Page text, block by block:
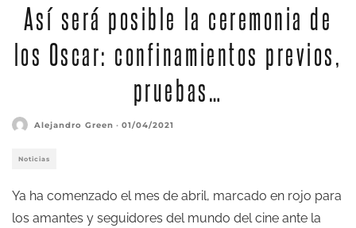
Así será posible la ceremonia de
los Oscar: confinamientos previos,
pruebas…
Alejandro Green · 01/04/2021
Noticias
Ya ha comenzado el mes de abril, marcado en rojo para
los amantes y seguidores del mundo del cine ante la